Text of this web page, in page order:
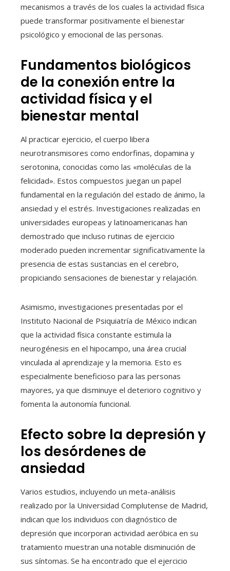
mecanismos a través de los cuales la actividad física
puede transformar positivamente el bienestar
psicológico y emocional de las personas.
Fundamentos biológicos
de la conexión entre la
actividad física y el
bienestar mental
Al practicar ejercicio, el cuerpo libera
neurotransmisores como endorfinas, dopamina y
serotonina, conocidas como las «moléculas de la
felicidad». Estos compuestos juegan un papel
fundamental en la regulación del estado de ánimo, la
ansiedad y el estrés. Investigaciones realizadas en
universidades europeas y latinoamericanas han
demostrado que incluso rutinas de ejercicio
moderado pueden incrementar significativamente la
presencia de estas sustancias en el cerebro,
propiciando sensaciones de bienestar y relajación.
Asimismo, investigaciones presentadas por el
Instituto Nacional de Psiquiatría de México indican
que la actividad física constante estimula la
neurogénesis en el hipocampo, una área crucial
vinculada al aprendizaje y la memoria. Esto es
especialmente beneficioso para las personas
mayores, ya que disminuye el deterioro cognitivo y
fomenta la autonomía funcional.
Efecto sobre la depresión y
los desórdenes de
ansiedad
Varios estudios, incluyendo un meta-análisis
realizado por la Universidad Complutense de Madrid,
indican que los individuos con diagnóstico de
depresión que incorporan actividad aeróbica en su
tratamiento muestran una notable disminución de
sus síntomas. Se ha encontrado que el ejercicio